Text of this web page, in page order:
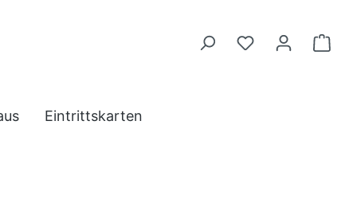
Eintrittskarten